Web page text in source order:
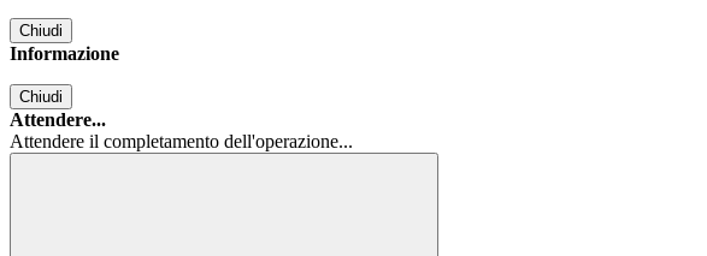
Chiudi
Informazione
Chiudi
Attendere...
Attendere il completamento dell'operazione...